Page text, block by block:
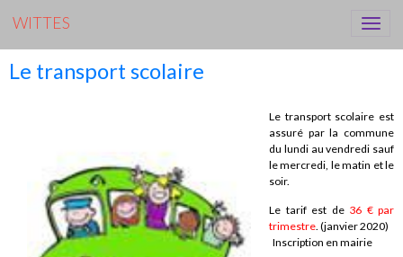
WITTES
Le transport scolaire
Le transport scolaire est
assuré par la commune
du lundi au vendredi sauf
le mercredi, le matin et le
soir.
Le tarif est de 36 € par
trimestre. (janvier 2020)
Inscription en mairie